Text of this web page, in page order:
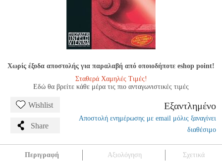
Χωρίς έξοδα αποστολής για παραλαβή από οποιοδήποτε eshop point!
Σταθερά Χαμηλές Τιμές!
Εδώ θα βρείτε κάθε μέρα τις πιο ανταγωνιστικές τιμές
Wishlist
Share
Εξαντλημένο
Αποστολή ενημέρωσης με email μόλις ξαναγίνει
διαθέσιμο
Περιγραφή Αξιολόγηση Σχετικά